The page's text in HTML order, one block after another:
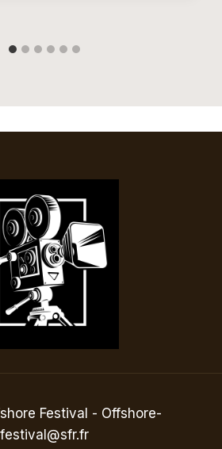
Festival - Offshore-
festival@sfr.fr